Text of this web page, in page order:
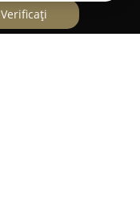
Verificați